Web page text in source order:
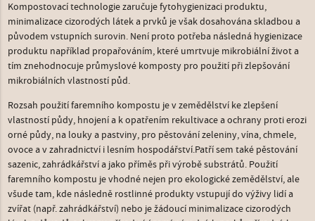
Kompostovací technologie zaručuje fytohygienizaci produktu,
minimalizace cizorodých látek a prvků je však dosahována skladbou a
původem vstupních surovin. Není proto potřeba následná hygienizace
produktu například propařováním, které umrtvuje mikrobiální život a
tím znehodnocuje průmyslové komposty pro použití při zlepšování
mikrobiálních vlastností půd.
Rozsah použití faremního kompostu je v zemědělství ke zlepšení
vlastností půdy, hnojení a k opatřením rekultivace a ochrany proti erozi
orné půdy, na louky a pastviny, pro pěstování zeleniny, vína, chmele,
ovoce a v zahradnictví i lesním hospodářství.Patří sem také pěstování
sazenic, zahrádkářství a jako příměs při výrobě substrátů. Použití
faremního kompostu je vhodné nejen pro ekologické zemědělství, ale
všude tam, kde následně rostlinné produkty vstupují do výživy lidí a
zvířat (např. zahrádkářství) nebo je žádoucí minimalizace cizorodých